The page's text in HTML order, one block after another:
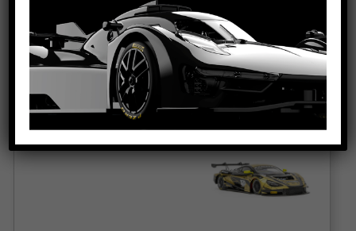
1533
MCLAREN 720S – JP MOTORSPORT #111 YELLOW
AW KING 21 EVO3